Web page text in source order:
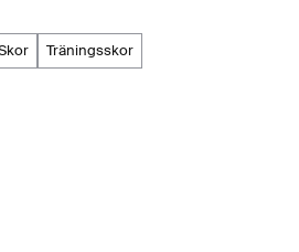
skor träningsskor